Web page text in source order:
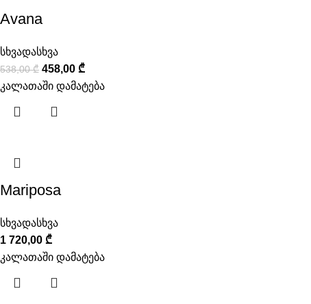
Avana
სხვადასხვა
538,00₾ 458,00 ₾
კალათაში დამატება
Mariposa
სხვადასხვა
1 720,00 ₾
კალათაში დამატება